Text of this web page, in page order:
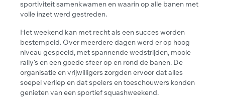
sportiviteit samenkwamen en waarin op alle banen met
volle inzet werd gestreden.
Het weekend kan met recht als een succes worden
bestempeld. Over meerdere dagen werd er op hoog
niveau gespeeld, met spannende wedstrijden, mooie
rally’s en een goede sfeer op en rond de banen. De
organisatie en vrijwilligers zorgden ervoor dat alles
soepel verliep en dat spelers en toeschouwers konden
genieten van een sportief squashweekend.